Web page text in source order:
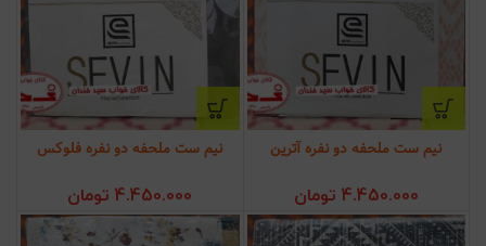
نیم ست ملحفه دو نفره آترین
4.450.000 تومان
نیم ست ملحفه دو نفره فلوکس
4.450.000 تومان